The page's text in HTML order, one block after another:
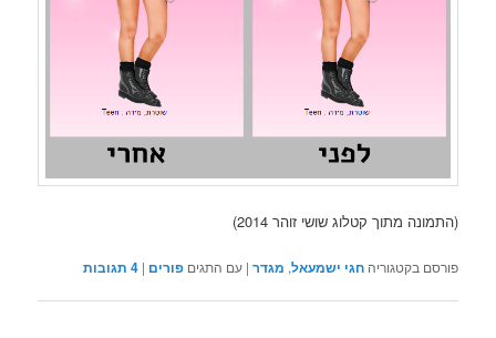
(התמונה מתוך קטלוג שושי זוהר 2014)
פורסם בקטגוריה חגי ישמעאל, מגדר |עם התגים פורים |
4 תגובות